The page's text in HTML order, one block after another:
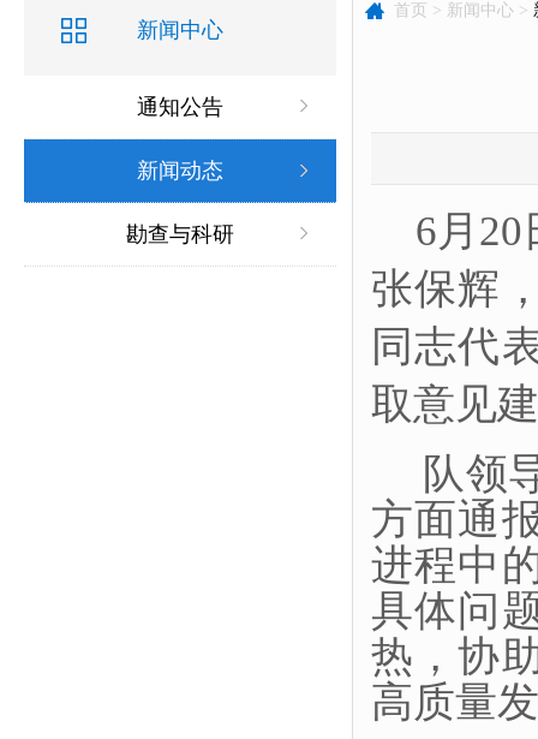
第四钻探分队邀请安全生产科技术骨干 赴云南
新闻中心
通知公告
新闻动态
勘查与科研
首页 > 新闻中心 >
6月
张保辉
同志代
取意见
队领
方面通
进程中
具体问
热，协
高质量